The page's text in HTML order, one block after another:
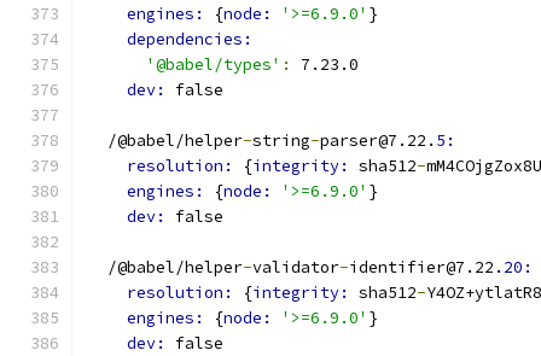
engines:
{node: '>=6.9.0' }
dependencies:
'@babel/types' :
7.23.0
dev: false
  /@babel/helper
-string-parser@7.22. 5:
resolution:
{integrity: sha512-
engines:
{node: '>=6.9.0' }
dev: false
  /@babel/helper
-validator-identifier@7.22. 20:
resolution:
{integrity: sha512-
engines:
{node: '>=6.9.0' }
dev: false